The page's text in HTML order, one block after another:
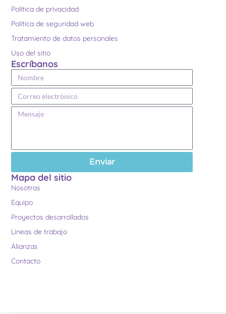
Política de privacidad
Política de seguridad web
Tratamiento de datos personales
Uso del sitio
Escríbanos
Enviar
Mapa del sitio
Nosotras
Equipo
Proyectos desarrollados
Lineas de trabajo
Alianzas
Contacto